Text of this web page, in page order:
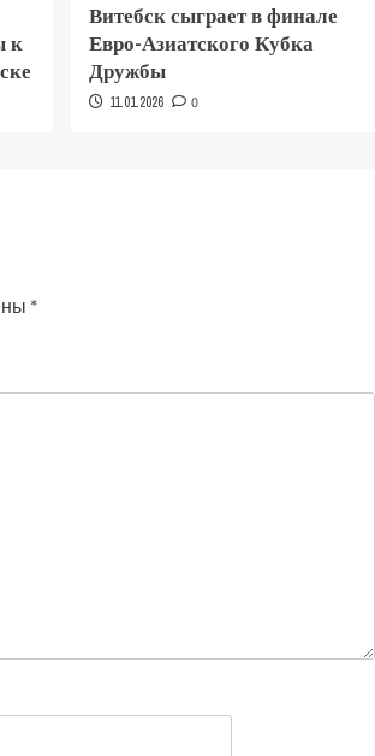
к
Витебск сыграет в финале
Евро-Азиатского Кубка
Дружбы
11.01.2026 0
*